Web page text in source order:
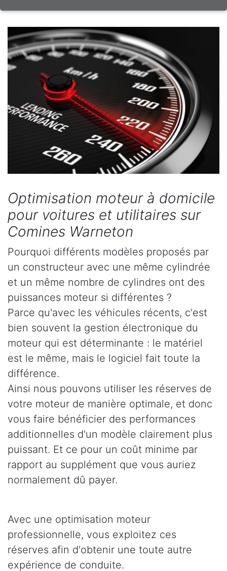
Optimisation moteur à domicile
pour voitures et utilitaires sur
Comines Warneton
Pourquoi différents modèles proposés par
un constructeur avec une même cylindrée
et un même nombre de cylindres ont des
puissances moteur si différentes ?
Parce qu'avec les véhicules récents, c'est
bien souvent la gestion électronique du
moteur qui est déterminante : le matériel
est le même, mais le logiciel fait toute la
différence.
Ainsi nous pouvons utiliser les réserves de
votre moteur de manière optimale, et donc
vous faire bénéficier des performances
additionnelles d'un modèle clairement plus
puissant. Et ce pour un coût minime par
rapport au supplément que vous auriez
normalement dû payer.
Avec une optimisation moteur
professionnelle, vous exploitez ces
réserves afin d'obtenir une toute autre
expérience de conduite.